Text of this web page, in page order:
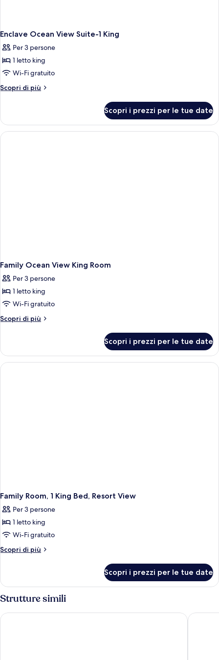
Enclave Ocean View Suite-1 King
Per 3 persone
1 letto king
Wi-Fi gratuito
Scopri di più
Altri
Ocean
View
Suite-
Scopri i prezzi per le tue date
Family Ocean View King Room
Per 3 persone
1 letto king
Wi-Fi gratuito
Scopri di più
Altri
Ocean
View
King
Scopri i prezzi per le tue date
Family Room, 1 King Bed, Resort View
Per 3 persone
1 letto king
Wi-Fi gratuito
Scopri di più
Altri
Room,
King
Resort
Scopri i prezzi per le tue date
Strutture simili
Secrets Akumal Riviera Maya - Adults Only - All InclusiveDreams